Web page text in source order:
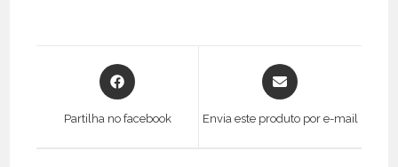
Opens
in
Partilha no facebook
Opens
in
Envia este produto por e-mail